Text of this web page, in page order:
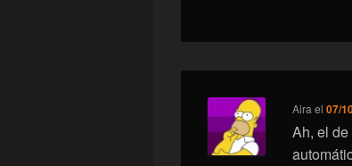
Aira el07/
Ah, el